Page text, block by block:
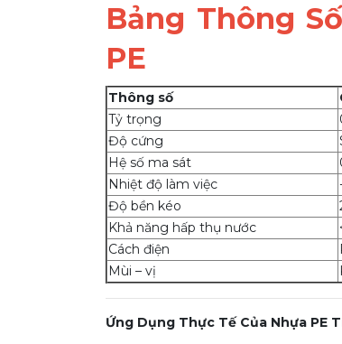
Bảng Thông
PE
Thông số
Tỷ trọng
Độ cứng
Hệ số ma sát
Nhiệt độ làm việc
Độ bền kéo
Khả năng hấp thụ nước
Cách điện
Mùi – vị
Ứng Dụng Thực Tế Của Nhựa PE